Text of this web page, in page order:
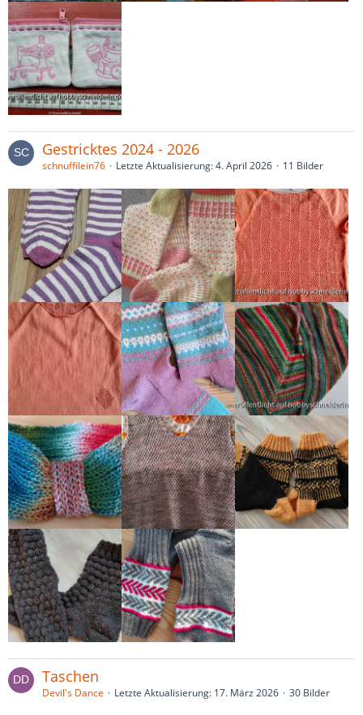
Gestricktes 2024 - 2026
schnuffilein76 Letzte Aktualisierung:4. April 2026 11 Bilder
Taschen
Devil's Dance Letzte Aktualisierung: 17. März 2026 30 Bilder